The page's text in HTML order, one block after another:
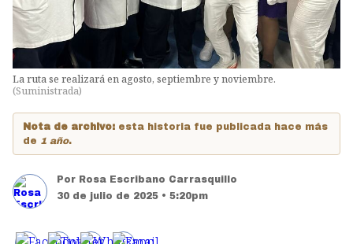
La ruta se realizará en agosto, septiembre y noviembre.
(Suministrada)
Nota de archivo: esta historia fue publicada hace más
de 1 año.
Por Rosa Escribano Carrasquillo
30 de julio de 2025 • 5:20pm